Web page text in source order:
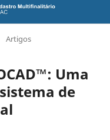
Artigos
Uma
de